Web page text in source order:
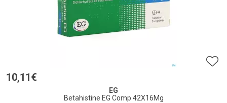
10,11 €
EG
Betahistine EG Comp 42X16Mg